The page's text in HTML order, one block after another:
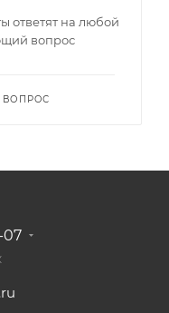
ответят на любой
вопрос
ВОПРОС
07